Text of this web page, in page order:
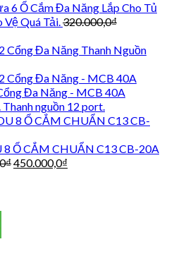
6 Ổ Cắm Đa Năng Lắp Cho Tủ
Vệ Quá Tải.320.000,0₫
Thanh Nguồn
Đa Năng - MCB 40A
Thanh nguồn 12 port.
Ổ CẮM CHUẨN C13 CB-20A
₫Giá
450.000,0₫